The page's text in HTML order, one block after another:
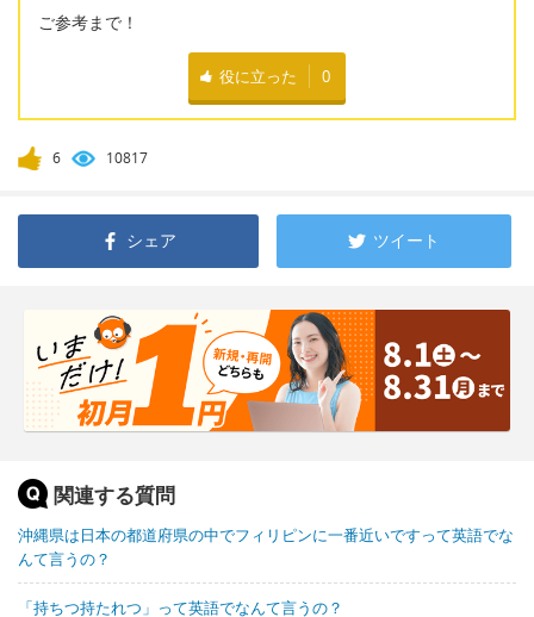
ご参考まで！
役に立った 0
6 10817
シェア ツイート
関連する質問
沖縄県は日本の都道府県の中でフィリピンに一番近いですって英語でな
んて言うの？
「持ちつ持たれつ」って英語でなんて言うの？